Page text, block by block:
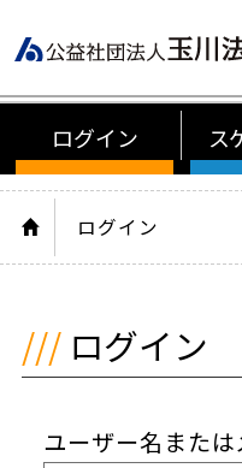
ログイン ス
HOMEログイン
ログイン
ユーザー名また